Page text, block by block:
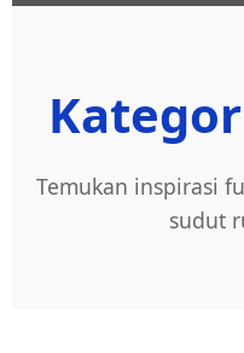
Temukan inspirasi
sudut